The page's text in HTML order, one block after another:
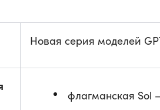
Новая серия моделей
флагманская Sol